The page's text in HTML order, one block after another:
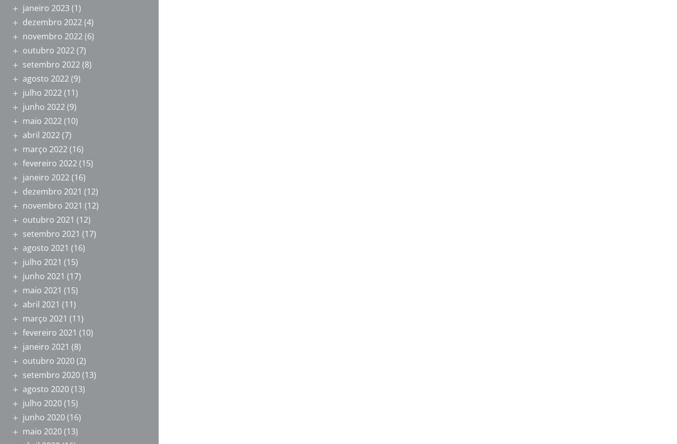
janeiro 2023 (1)
dezembro 2022(4)
novembro 2022(6)
outubro 2022(7)
setembro 2022(8)
agosto 2022(9)
julho 2022(11)
junho 2022(9)
maio 2022(10)
abril 2022(7)
março 2022(16)
fevereiro 2022(15)
janeiro 2022(16)
dezembro 2021 (12)
novembro 2021 (12)
outubro 2021 (12)
setembro 2021 (17)
agosto 2021 (16)
julho 2021 (15)
junho 2021 (17)
maio 2021 (15)
abril 2021 (11)
março 2021 (11)
fevereiro 2021 (10)
janeiro 2021 (8)
outubro 2020(2)
setembro 2020(13)
agosto 2020(13)
julho 2020(15)
junho 2020(16)
maio 2020(13)